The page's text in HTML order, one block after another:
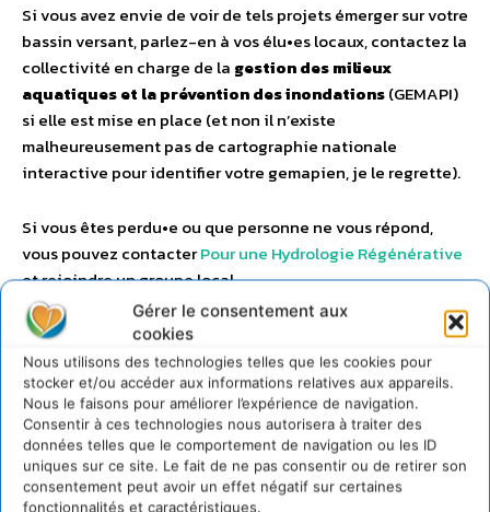
Gérer le consentement aux
cookies
Nous utilisons des technologies telles que les cookies pour
stocker et/ou accéder aux informations relatives aux appareils.
Nous le faisons pour améliorer l’expérience de navigation.
Consentir à ces technologies nous autorisera à traiter des
données telles que le comportement de navigation ou les ID
uniques sur ce site. Le fait de ne pas consentir ou de retirer son
consentement peut avoir un effet négatif sur certaines
fonctionnalités et caractéristiques.
Si vous avez envie de voir de tels projets émerger sur votre
bassin versant, parlez-en à vos élu•es locaux, contactez la
collectivité en charge de la gestion des milieux
aquatiques et la prévention des inondations(GEMAPI)
si elle est mise en place (et non il n’existe
malheureusement pas de cartographie nationale
interactive pour identifier votre gemapien, je le regrette).
Si vous êtes perdu•e ou que personne ne vous répond,
vous pouvez contacterPour une Hydrologie Régénérative
et rejoindre un groupe local.